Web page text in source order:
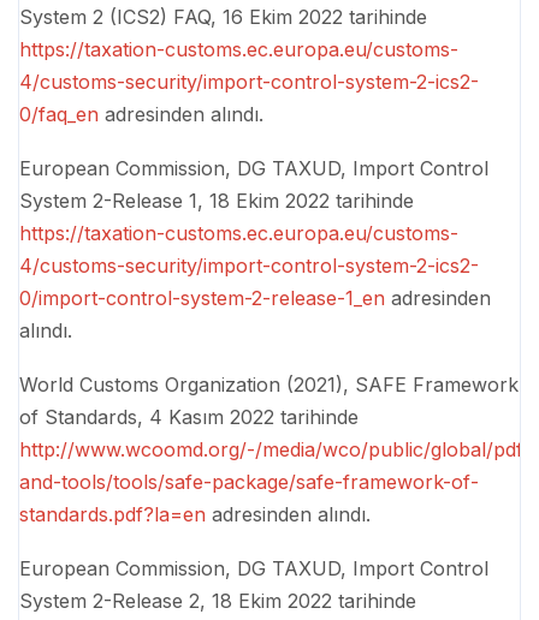
System 2 (ICS2) FAQ, 16 Ekim 2022 tarihinde
https://taxation-customs.ec.europa.eu/customs-
4/customs-security/import-control-system-2-ics2-
0/faq_en adresinden alındı.
European Commission, DG TAXUD, Import Control
System 2-Release 1, 18 Ekim 2022 tarihinde
https://taxation-customs.ec.europa.eu/customs-
4/customs-security/import-control-system-2-ics2-
0/import-control-system-2-release-1_en adresinden
alındı.
World Customs Organization (2021), SAFE Framework
of Standards, 4 Kasım 2022 tarihinde
http://www.wcoomd.org/-/media/wco/public/global/pdf/
and-tools/tools/safe-package/safe-framework-of-
standards.pdf?la=en adresinden alındı.
European Commission, DG TAXUD, Import Control
System 2-Release 2, 18 Ekim 2022 tarihinde